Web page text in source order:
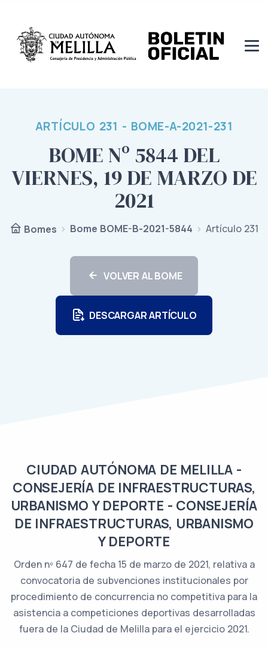
ARTÍCULO 231 - BOME-A-2021-231
BOME Nº 5844 DEL
VIERNES, 19 DE MARZO DE
2021
Bomes Bome BOME-B-2021-5844 Artículo 231
VOLVER AL BOME
DESCARGAR ARTÍCULO
CIUDAD AUTÓNOMA DE MELILLA -
CONSEJERÍA DE INFRAESTRUCTURAS,
URBANISMO Y DEPORTE - CONSEJERÍA
DE INFRAESTRUCTURAS, URBANISMO
Y DEPORTE
Orden nº 647 de fecha 15 de marzo de 2021, relativa a
convocatoria de subvenciones institucionales por
procedimiento de concurrencia no competitiva para la
asistencia a competiciones deportivas desarrolladas
fuera de la Ciudad de Melilla para el ejercicio 2021.